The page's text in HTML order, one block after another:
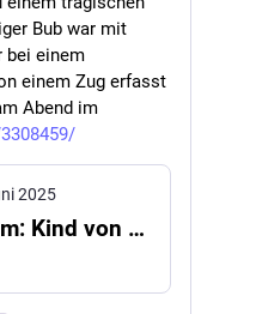
Bub war mit
bei einem
einem Zug erfasst
Abend im
2025
Ottensheim: Kind von Zug erfasst: Schwer verletzt